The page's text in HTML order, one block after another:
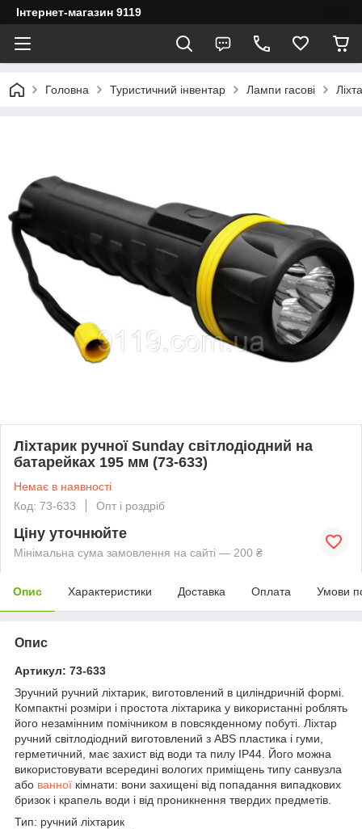
Інтернет-магазин 9119
Головна Туристичний інвентар Лампи гасові
Ліхтарик ручної Sunday світлодіодний на
батарейках 195 мм (73-633)
Немає в наявності
Код: 73-633
Опт і роздріб
Ціну уточнюйте
Мінімальна сума замовлення на сайті — 200 ₴
Опис Характеристики Доставка Оплата Умови
Опис
Артикул: 73-633
Зручний ручний ліхтарик, виготовлений в циліндричній формі.
Компактні розміри і простота ліхтарика у використанні роблять
його незамінним помічником в повсякденному побуті. Ліхтар
ручний світлодіодний виготовлений з ABS пластика і гуми,
герметичний, має захист від води та пилу IP44. Його можна
використовувати всередині вологих приміщень типу санвузла
або ванної кімнати: вони захищені від попадання випадкових
бризок і крапель води і від проникнення твердих предметів.
Тип: ручний ліхтарик